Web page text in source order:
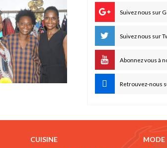
Suivez nous sur
Suivez nous sur
Abonnez vous à
Retrouvez-nous
CUISINE
MODE